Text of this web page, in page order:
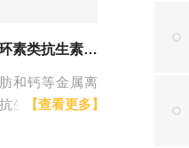
靳澜C18固相萃取小柱在牛奶中四环素类抗生素残留的净化技术
和钙等金属离
生素的色谱检
【查看更多】